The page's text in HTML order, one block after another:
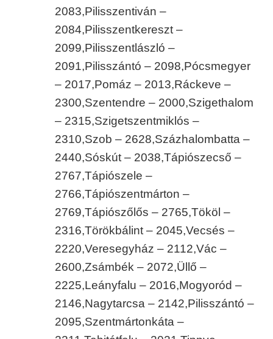
2083,Pilisszentiván –
2084,Pilisszentkereszt –
2099,Pilisszentlászló –
2091,Pilisszántó – 2098,Pócsmegyer
– 2017,Pomáz – 2013,Ráckeve –
2300,Szentendre – 2000,Szigethalom
– 2315,Szigetszentmiklós –
2310,Szob – 2628,Százhalombatta –
2440,Sóskút – 2038,Tápiószecső –
2767,Tápiószele –
2766,Tápiószentmárton –
2769,Tápiószőlős – 2765,Tököl –
2316,Törökbálint – 2045,Vecsés –
2220,Veresegyház – 2112,Vác –
2600,Zsámbék – 2072,Üllő –
2225,Leányfalu – 2016,Mogyoród –
2146,Nagytarcsa – 2142,Pilisszántó –
2095,Szentmártonkáta –